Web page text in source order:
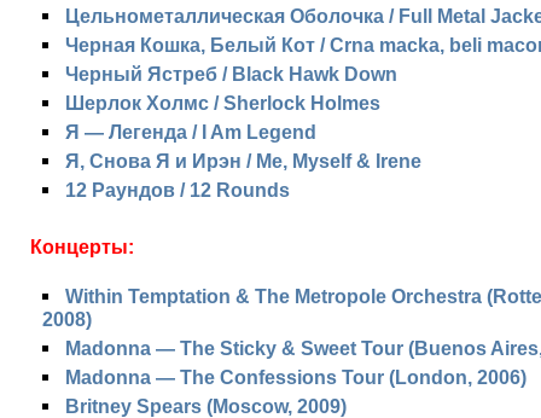
Цельнометаллическая Оболочка / Full Metal
Черная Кошка, Белый Кот / Crna macka, beli
Черный Ястреб / Black Hawk Down
Шерлок Холмс / Sherlock Holmes
Я — Легенда / I Am Legend
Я, Снова Я и Ирэн / Me, Myself & Irene
12 Раундов / 12 Rounds
Концерты:
Within Temptation & The Metropole Orchestra
2008)
Madonna — The Sticky & Sweet Tour (Buenos
Madonna — The Confessions Tour (London, 2006)
Britney Spears (Moscow, 2009)